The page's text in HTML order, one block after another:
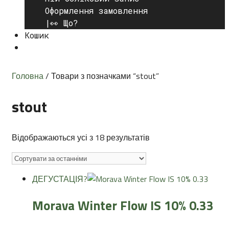
Оформлення замовлення
|👀 Що?
Кошик
Головна/ Товари з позначками “stout”
stout
Відображаються усі з 18 результатів
ДЕГУСТАЦІЯ?
Morava Winter Flow IS 10% 0.33